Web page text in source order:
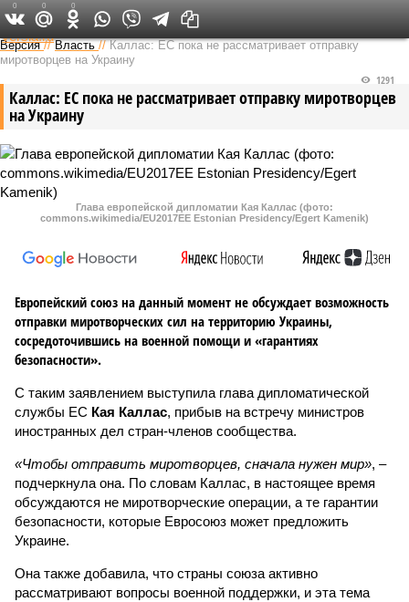
Федеральный выпуск
Версия //Власть //Каллас: ЕС пока не рассматривает отправку
миротворцев на Украину
Каллас: ЕС пока не рассматривает отправку миротворцев
на Украину
1291
Глава европейской дипломатии Кая Каллас (фото:
commons.wikimedia/EU2017EE Estonian Presidency/Egert Kamenik)
Европейский союз на данный момент не обсуждает возможность
отправки миротворческих сил на территорию Украины,
сосредоточившись на военной помощи и «гарантиях
безопасности».
С таким заявлением выступила глава дипломатической
службы ЕС Кая Каллас, прибыв на встречу министров
иностранных дел стран-членов сообщества.
«Чтобы отправить миротворцев, сначала нужен мир», –
подчеркнула она. По словам Каллас, в настоящее время
обсуждаются не миротворческие операции, а те гарантии
безопасности, которые Евросоюз может предложить
Украине.
Она также добавила, что страны союза активно
рассматривают вопросы военной поддержки, и эта тема
0 0 0